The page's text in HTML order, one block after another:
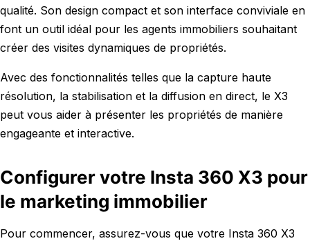
qualité. Son design compact et son interface conviviale en
font un outil idéal pour les agents immobiliers souhaitant
créer des visites dynamiques de propriétés.
Avec des fonctionnalités telles que la capture haute
résolution, la stabilisation et la diffusion en direct, le X3
peut vous aider à présenter les propriétés de manière
engageante et interactive.
Configurer votre Insta 360 X3 pour
le marketing immobilier
Pour commencer, assurez-vous que votre Insta 360 X3